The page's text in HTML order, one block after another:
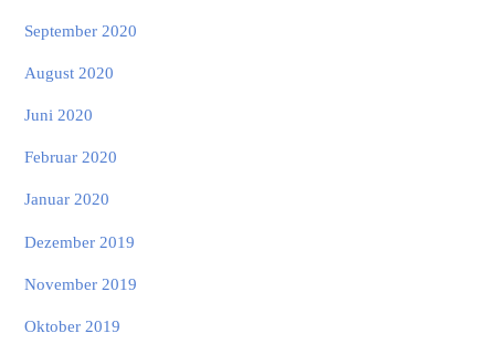
September 2020
August 2020
Juni 2020
Februar 2020
Januar 2020
Dezember 2019
November 2019
Oktober 2019